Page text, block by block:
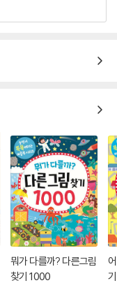
뭐가 다를까? 다른그림
찾기 1000